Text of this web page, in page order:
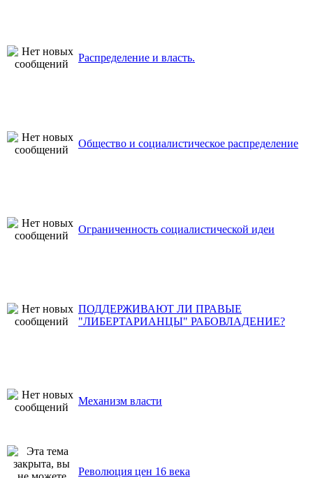
Распределение и власть.
Общество и социалистическое распределение
Ограниченность социалистической идеи
ПОДДЕРЖИВАЮТ ЛИ ПРАВЫЕ
"ЛИБЕРТАРИАНЦЫ" РАБОВЛАДЕНИЕ?
Механизм власти
Революция цен 16 века